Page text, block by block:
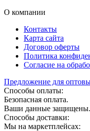
О компании
Контакты
Карта сайта
Договор оферты
Политика
Согласие на
Предложение для
Способы оплаты:
Безопасная оплата.
Ваши данные защищены.
Способы доставки:
Мы на маркетплейсах: